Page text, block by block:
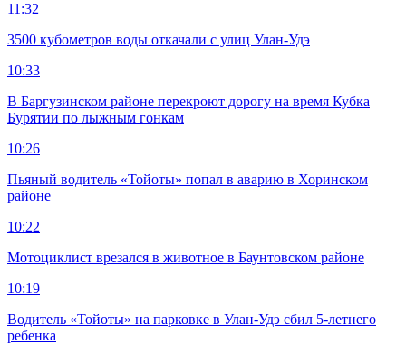
11:32
3500 кубометров воды откачали с улиц Улан-Удэ
10:33
В Баргузинском районе перекроют дорогу на время Кубка
Бурятии по лыжным гонкам
10:26
Пьяный водитель «Тойоты» попал в аварию в Хоринском
районе
10:22
Мотоциклист врезался в животное в Баунтовском районе
10:19
Водитель «Тойоты» на парковке в Улан-Удэ сбил 5-летнего
ребенка